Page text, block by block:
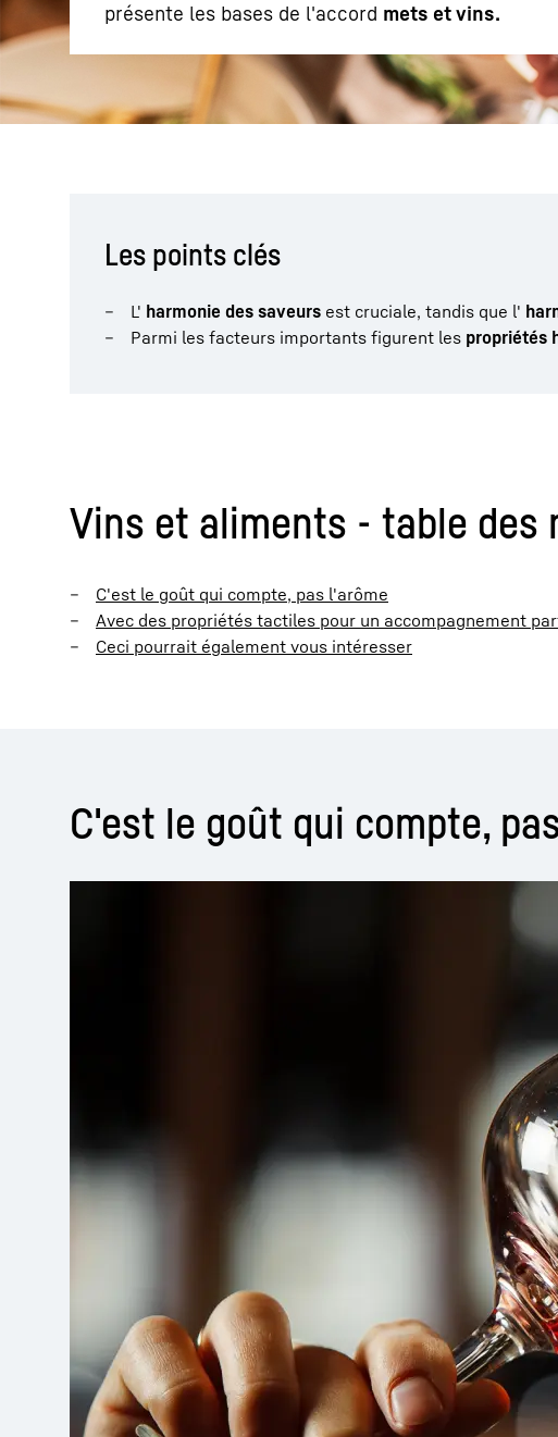
En savoir plus sur Liebherr
présente les bases de l'accord mets et vins.
Les points clés
L' harmonie des saveurs est cruciale, tandis que l'
Parmi les facteurs importants figurent les propriétés
Vins et aliments - table des
C'est le goût qui compte, pas l'arôme
Avec des propriétés tactiles pour un accompagnement
Ceci pourrait également vous intéresser
C'est le goût qui compte,